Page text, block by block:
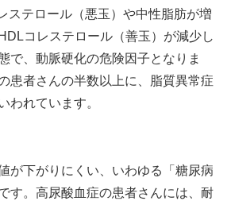
ステロール（悪玉）や中性脂肪が増
コレステロール（善玉）が減少し
で、動脈硬化の危険因子となりま
患者さんの半数以上に、脂質異常症
われています。
が下がりにくい、いわゆる「糖尿病
す。高尿酸血症の患者さんには、耐